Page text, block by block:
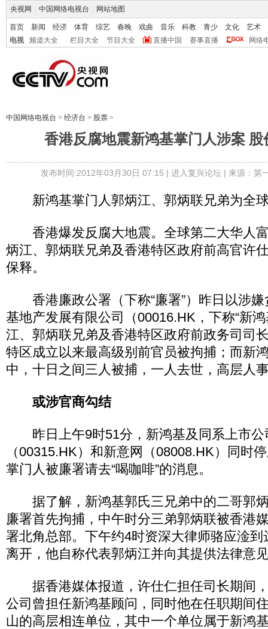
央视网 中国网络电视台 网站地图
首页 新闻 经济 体育 综艺 春晚 戏曲 音乐 科教 青少 文化
艺术
电视
频道大全 栏目大全 节目大全 直播中国 赛事直播 网络
中国网络电视台 > 经济台 > 股票 >
香港反腐地震新鸿基掌门人涉案 股
发布时间:2012年03月30日 07:15 | 进入复兴论坛| 来源：第
新鸿基掌门人郭炳江、郭炳联兄弟为全
香港爆发反腐大地震。全球第二大华人
炳江、郭炳联兄弟及香港特区政府前高官许
保释。
香港廉政公署（下称“廉署”）昨日以涉嫌
基地产发展有限公司（00016.HK，下称“新
江、郭炳联兄弟及香港特区政府前政务司司
特区成立以来最高级别前官员被拘捕；而新
中，十日之间三人被捕，一人去世，高层人
或涉官商勾结
昨日上午9时51分，新鸿基及同系上市公
（00315.HK）和新意网（08008.HK）同时
掌门人被廉署请去“喝咖啡”的消息。
据了解，新鸿基郭氏三兄弟中的二哥郭
廉署首先拘捕，中午时分三弟郭炳联被香港
署北角总部。下午约4时资深大律师骆应淦
离开，他自称代表郭炳江并向其提供法律意
据香港媒体报道，许仕仁担任司长期间
公司曾担任新鸿基顾问，同时他在任职期间
山的高层相连单位，其中一个单位属于新鸿